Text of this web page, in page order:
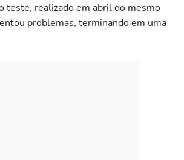
teste, realizado em abril do mesmo
problemas, terminando em uma